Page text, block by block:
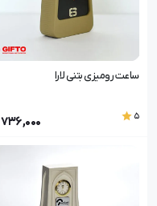
ساعت رومیزی بتنی لارا
5
736,000